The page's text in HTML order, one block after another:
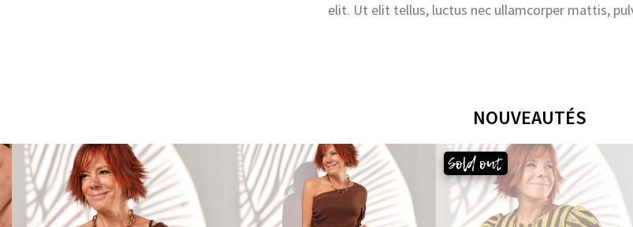
et
elit. Ut elit tellus, luctus nec ullamcorper mattis,
NOUVEAUTÉS
Sold out